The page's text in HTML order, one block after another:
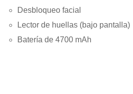
Desbloqueo facial
Lector de huellas (bajo pantalla)
Batería de 4700 mAh